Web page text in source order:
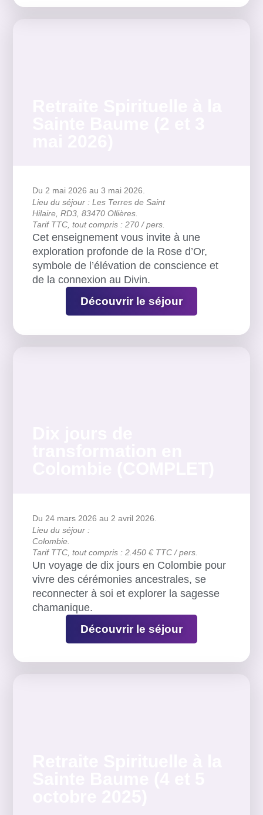
Du 2 mai 2026 au 3 mai 2026.
Lieu du séjour : Les Terres de Saint
Hilaire, RD3, 83470 Ollières.
Tarif TTC, tout compris : 270 / pers.
Cet enseignement vous invite à une
exploration profonde de la Rose d’Or,
symbole de l’élévation de conscience et
de la connexion au Divin.
Découvrir le séjour
Du 24 mars 2026 au 2 avril 2026.
Lieu du séjour :
Colombie.
Tarif TTC, tout compris : 2.450 € TTC / pers.
Un voyage de dix jours en Colombie pour
vivre des cérémonies ancestrales, se
reconnecter à soi et explorer la sagesse
chamanique.
Découvrir le séjour